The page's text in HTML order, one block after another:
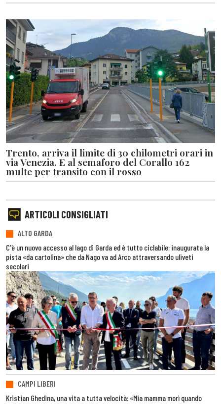
Trento, arriva il limite di 30 chilometri orari in
via Venezia. E al semaforo del Corallo 162
multe per transito con il rosso
ARTICOLI CONSIGLIATI
ALTO GARDA
C'è un nuovo accesso al lago di Garda ed è tutto ciclabile: inaugurata la
pista «da cartolina» che da Nago va ad Arco attraversando uliveti
secolari
CAMPI LIBERI
Kristian Ghedina, una vita a tutta velocità: «Mia mamma morì quando